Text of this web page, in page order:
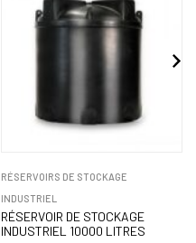
RÉSERVOIRS DE STOCKAGE
INDUSTRIEL
RÉSERVOIR DE STOCKAGE
INDUSTRIEL 10000 LITRES